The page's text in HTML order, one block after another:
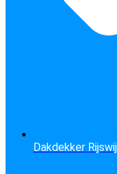
Dakdekker